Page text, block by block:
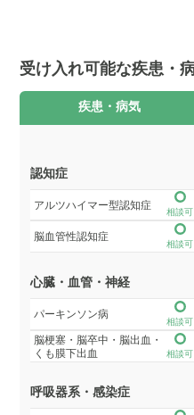
受け入れ可能な疾患・
疾患・病気
認知症
アルツハイマー型認知症
相談可
脳血管性認知症
相談可
心臓・血管・神経
パーキンソン病
相談可
脳梗塞・脳卒中・脳出血・
くも膜下出血
相談可
呼吸器系・感染症